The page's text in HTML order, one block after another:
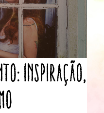
inspiração,